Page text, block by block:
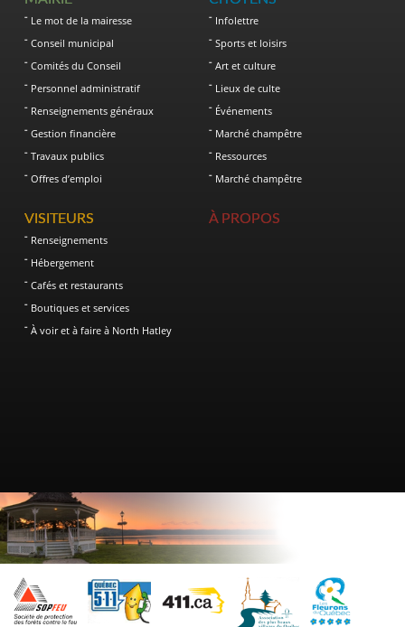
Le mot de la mairesse
Conseil municipal
Comités du Conseil
Personnel administratif
Renseignements généraux
Gestion financière
Travaux publics
Offres d’emploi
Infolettre
Sports et loisirs
Art et culture
Lieux de culte
Événements
Marché champêtre
Ressources
Marché champêtre
VISITEURS
Renseignements
Hébergement
Cafés et restaurants
Boutiques et services
À voir et à faire à North Hatley
À PROPOS